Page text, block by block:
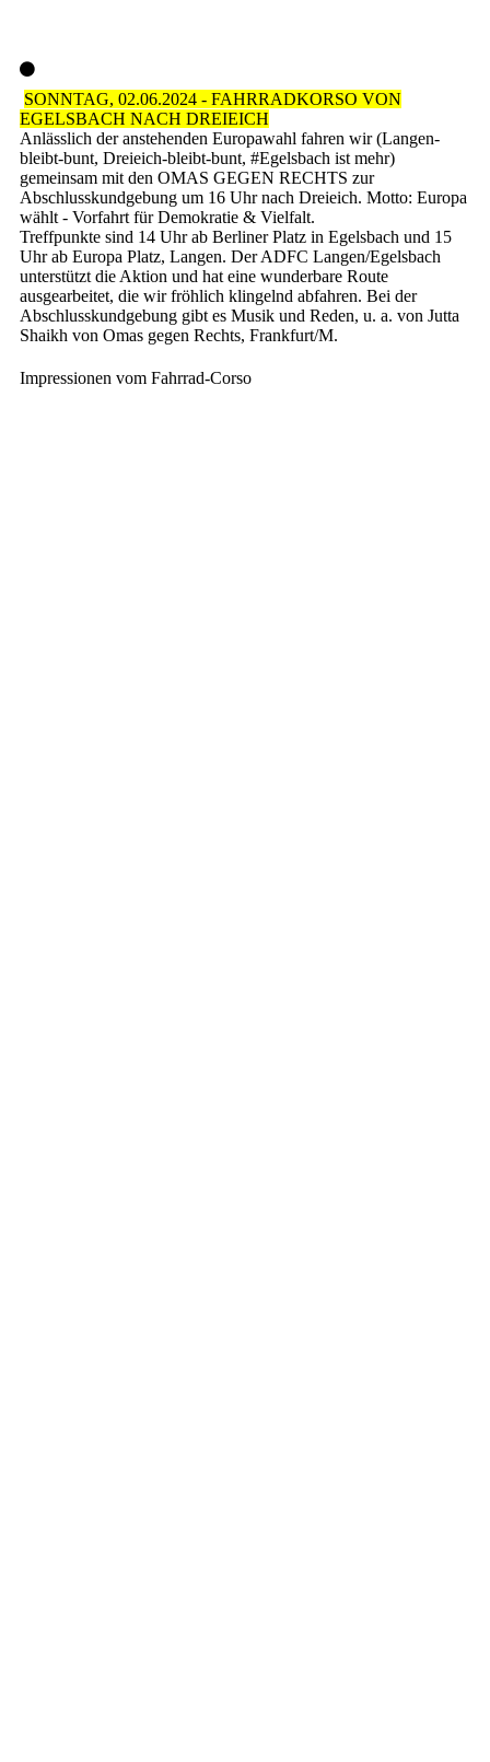
SONNTAG, 02.06.2024 - FAHRRADKORSO VON
EGELSBACH NACH DREIEICH
Anlässlich der anstehenden Europawahl fahren wir (Langen-
bleibt-bunt, Dreieich-bleibt-bunt, #Egelsbach ist mehr)
gemeinsam mit den OMAS GEGEN RECHTS zur
Abschlusskundgebung um 16 Uhr nach Dreieich. Motto: Europa
wählt - Vorfahrt für Demokratie & Vielfalt.
Treffpunkte sind 14 Uhr ab Berliner Platz in Egelsbach und 15
Uhr ab Europa Platz, Langen. Der ADFC Langen/Egelsbach
unterstützt die Aktion und hat eine wunderbare Route
ausgearbeitet, die wir fröhlich klingelnd abfahren. Bei der
Abschlusskundgebung gibt es Musik und Reden, u. a. von Jutta
Shaikh von Omas gegen Rechts, Frankfurt/M.
Impressionen vom Fahrrad-Corso